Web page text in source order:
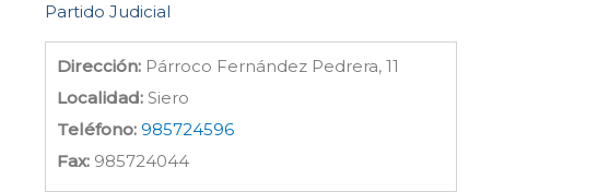
Partido Judicial
Dirección: Párroco Fernández Pedrera, 11
Localidad: Siero
Teléfono: 985724596
Fax: 985724044